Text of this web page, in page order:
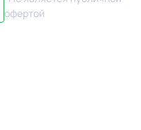
офертой